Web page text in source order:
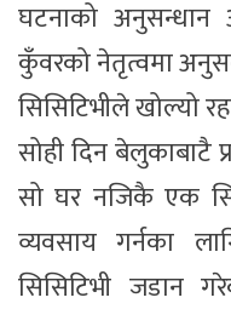
घटनाको
कुँवरको नेतृत्वमा
सिसिटिभीले खोल्यो
सोही दिन बेलुकाबाटै
सो घर नजिकै एक
व्यवसाय गर्नका
सिसिटिभी जडान